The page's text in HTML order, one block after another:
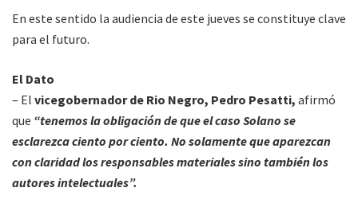
En este sentido la audiencia de este jueves se constituye clave
para el futuro.
El Dato
– El vicegobernador de Rio Negro, Pedro Pesatti, afirmó
que “tenemos la obligación de que el caso Solano se
esclarezca ciento por ciento. No solamente que aparezcan
con claridad los responsables materiales sino también los
autores intelectuales”.